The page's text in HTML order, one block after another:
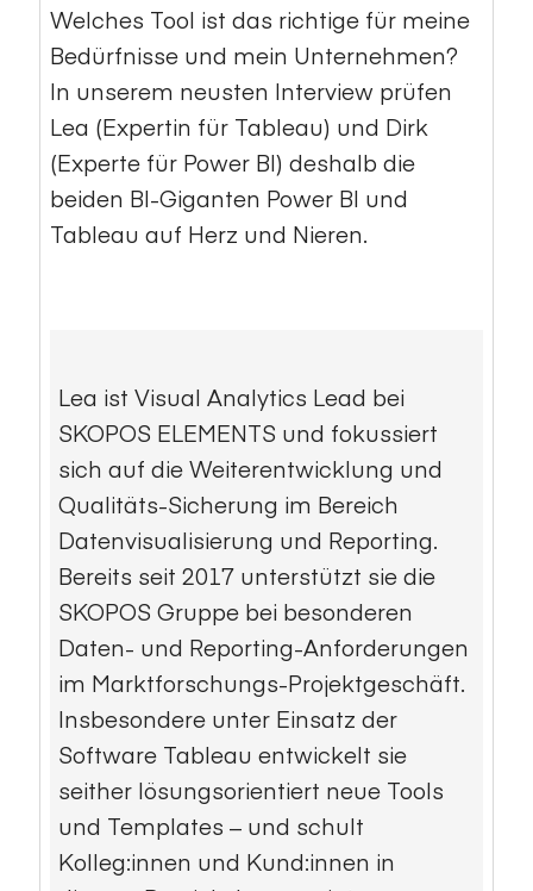
Welches Tool ist das richtige für meine
Bedürfnisse und mein Unternehmen?
In unserem neusten Interview prüfen
Lea (Expertin für Tableau) und Dirk
(Experte für Power BI) deshalb die
beiden BI-Giganten Power BI und
Tableau auf Herz und Nieren.
Lea ist Visual Analytics Lead bei
SKOPOS ELEMENTS und fokussiert
sich auf die Weiterentwicklung und
Qualitäts-Sicherung im Bereich
Datenvisualisierung und Reporting.
Bereits seit 2017 unterstützt sie die
SKOPOS Gruppe bei besonderen
Daten- und Reporting-Anforderungen
im Marktforschungs-Projektgeschäft.
Insbesondere unter Einsatz der
Software Tableau entwickelt sie
seither lösungsorientiert neue Tools
und Templates – und schult
Kolleg:innen und Kund:innen in